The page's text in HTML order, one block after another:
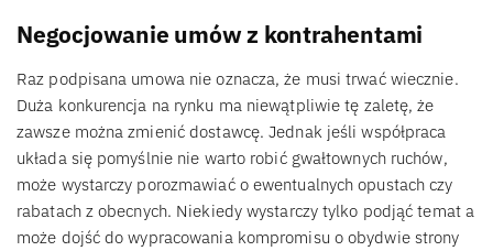
Negocjowanie umów z kontrahentami
Raz podpisana umowa nie oznacza, że musi trwać wiecznie.
Duża konkurencja na rynku ma niewątpliwie tę zaletę, że
zawsze można zmienić dostawcę. Jednak jeśli współpraca
układa się pomyślnie nie warto robić gwałtownych ruchów,
może wystarczy porozmawiać o ewentualnych opustach czy
rabatach z obecnych. Niekiedy wystarczy tylko podjąć temat a
może dojść do wypracowania kompromisu o obydwie strony